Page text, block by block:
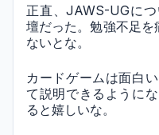
正直、JAWS-UGに
壇だった。勉強不足を
ないとな。
カードゲームは面白
て説明できるように
ると嬉しいな。